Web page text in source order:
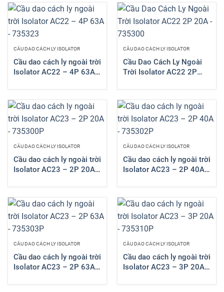
CẦU DAO CÁCH LY ISOLATOR
Cầu dao cách ly ngoài trời
Isolator AC22 – 4P 63A
CẦU DAO CÁCH LY ISOLATOR
Cầu Dao Cách Ly Ngoài
Trời Isolator AC22 2P
CẦU DAO CÁCH LY ISOLATOR
Cầu dao cách ly ngoài trời
Isolator AC23 – 2P 20A
CẦU DAO CÁCH LY ISOLATOR
Cầu dao cách ly ngoài trời
Isolator AC23 – 2P 40A
CẦU DAO CÁCH LY ISOLATOR
Cầu dao cách ly ngoài trời
Isolator AC23 – 2P 63A
CẦU DAO CÁCH LY ISOLATOR
Cầu dao cách ly ngoài trời
Isolator AC23 – 3P 20A